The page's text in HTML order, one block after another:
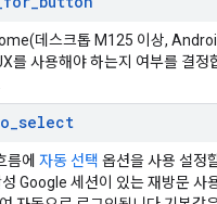
데스크톱 M125 이상,
를 사용해야 하는지 여부를 결정
_select
름에 자동 선택 옵션을 사용 설정
Google 세션이 있는 재방문 사